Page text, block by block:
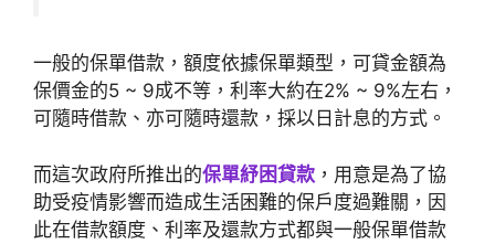
一般的保單借款，額度依據保單類型，可貸金額為
保價金的5 ~ 9成不等，利率大約在2% ~ 9%左右，
可隨時借款、亦可隨時還款，採以日計息的方式。
而這次政府所推出的保單紓困貸款 ，用意是為了協
助受疫情影響而造成生活困難的保戶度過難關，因
此在借款額度、利率及還款方式都與一般保單借款